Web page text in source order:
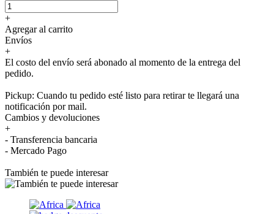
+
Agregar al carrito
Envíos
+
El costo del envío será abonado al momento de la entrega del
pedido.
Pickup: Cuando tu pedido esté listo para retirar te llegará una
notificación por mail.
Cambios y devoluciones
+
- Transferencia bancaria
- Mercado Pago
También te puede interesar